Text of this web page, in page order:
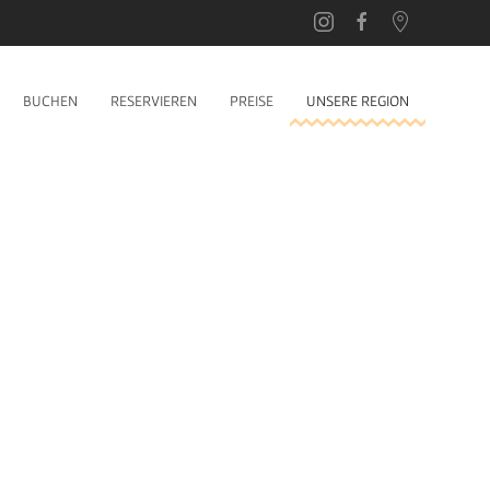
BUCHEN RESERVIEREN PREISE UNSERE REGION